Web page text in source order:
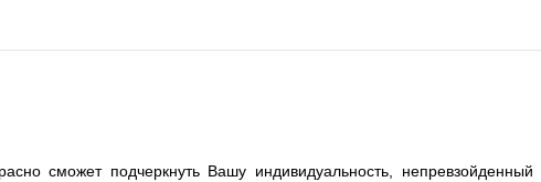
сможет подчеркнуть Вашу индивидуальность,